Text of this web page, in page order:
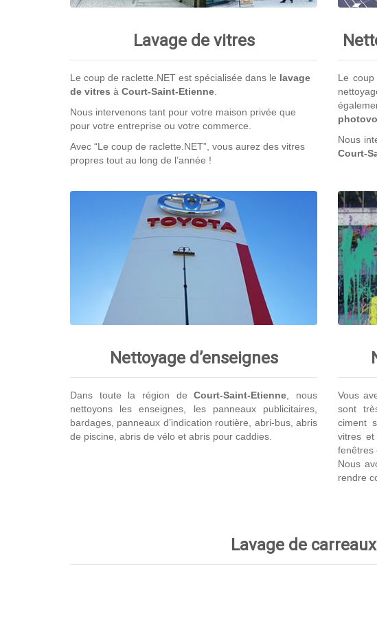
Lavage de vitres
Le coup de raclette.NET est spécialisée dans le lavage
de vitres à Court-Saint-Etienne
Nous intervenons tant pour votre maison privée que
pour votre entreprise ou votre commerce.
Avec “Le coup de raclette.NET”, vous aurez des vitres
propres tout au long de l’année !
Le coup
Nous
Court-
Nettoyage d’enseignes
Dans toute la région deCourt-Saint-Etienne , nous
nettoyons les enseignes, les panneaux publicitaires,
bardages, panneaux d’indication routière, abri-bus, abris
de piscine, abris de vélo et abris pour caddies.
Vous
sont
ciment
vitres et
fenêtres
Nous
rendre
Lavage de